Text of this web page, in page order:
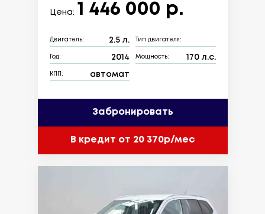
Цена: 1 446 000 р.
Двигатель: 2.5 л. Тип двигателя:
Год: 2014 Мощность: 170 л.с.
КПП: автомат
Забронировать
В кредит от 20 370р/мес